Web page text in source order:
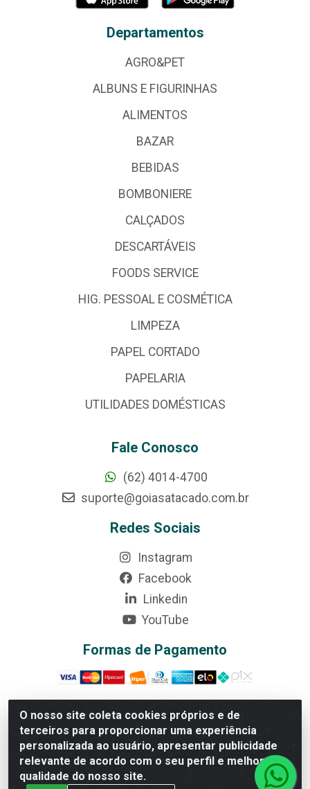
O nosso site coleta cookies próprios e de
terceiros para proporcionar uma experiência
personalizada ao usuário, apresentar publicidade
relevante de acordo com o seu perfil e melhorar a
qualidade do nosso site.
Departamentos
AGRO&PET
ALBUNS E FIGURINHAS
ALIMENTOS
BAZAR
BEBIDAS
BOMBONIERE
CALÇADOS
DESCARTÁVEIS
FOODS SERVICE
HIG. PESSOAL E COSMÉTICA
LIMPEZA
PAPEL CORTADO
PAPELARIA
UTILIDADES DOMÉSTICAS
Fale Conosco
(62) 4014-4700
suporte@goiasatacado.com.br
Redes Sociais
Instagram
Facebook
Linkedin
YouTube
Formas de Pagamento
Rede Brasil - Avenida Universitária, nº 3860, Jardim das
Américas II Etapa - Anápolis/GO - CEP 75070-415 -
CNPJ 07.728.073/0002-24